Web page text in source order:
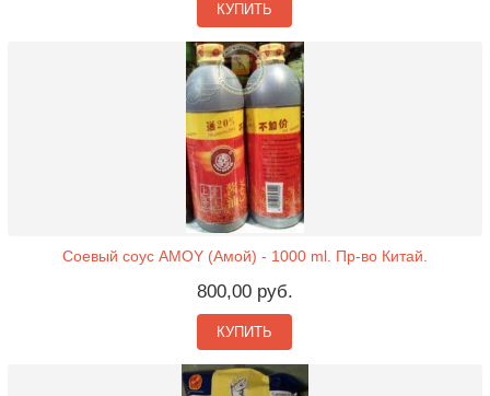
КУПИТЬ
Соевый соус AMOY (Амой) - 1000 ml. Пр-во Китай.
800,00 руб.
КУПИТЬ